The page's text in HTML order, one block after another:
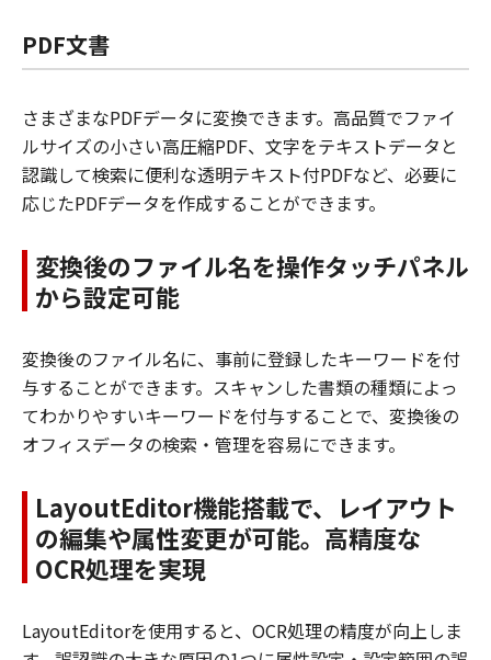
PDF文書
さまざまなPDFデータに変換できます。高品質でファイ
ルサイズの小さい高圧縮PDF、文字をテキストデータと
認識して検索に便利な透明テキスト付PDFなど、必要に
応じたPDFデータを作成することができます。
変換後のファイル名を操作タッチパネル
から設定可能
変換後のファイル名に、事前に登録したキーワードを付
与することができます。スキャンした書類の種類によっ
てわかりやすいキーワードを付与することで、変換後の
オフィスデータの検索・管理を容易にできます。
LayoutEditor機能搭載で、レイアウト
の編集や属性変更が可能。高精度な
OCR処理を実現
LayoutEditorを使用すると、OCR処理の精度が向上しま